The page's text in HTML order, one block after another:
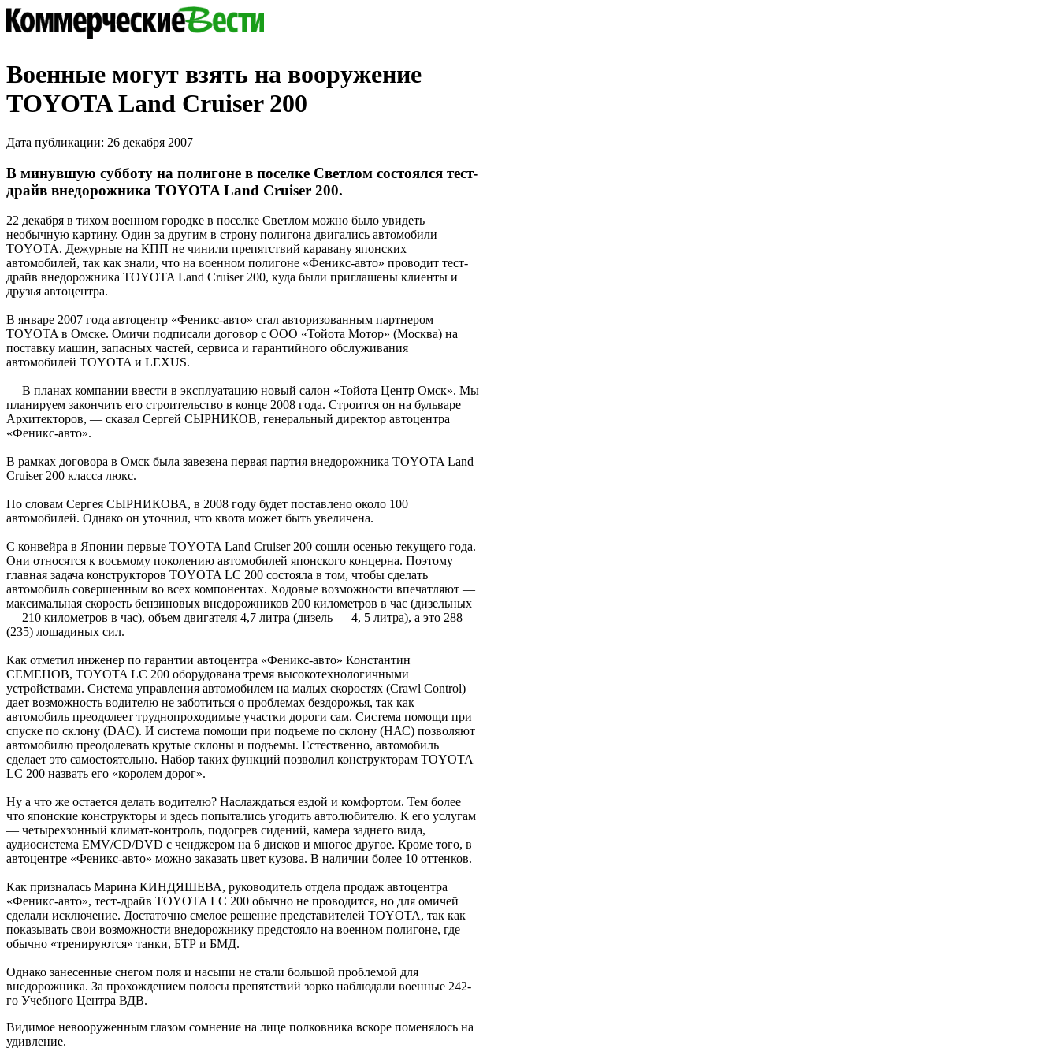
Военные могут взять на вооружение
ТOYOTA Land Cruiser 200
Дата публикации: 26 декабря 2007
В минувшую субботу на полигоне в поселке Светлом состоялся тест-
драйв внедорожника ТOYOTA Land Cruiser 200.
22 декабря в тихом военном городке в поселке Светлом можно было увидеть
необычную картину. Один за другим в строну полигона двигались автомобили
ТOYOTA. Дежурные на КПП не чинили препятствий каравану японских
автомобилей, так как знали, что на военном полигоне «Феникс-авто» проводит тест-
драйв внедорожника ТOYOTA Land Cruiser 200, куда были приглашены клиенты и
друзья автоцентра.
В январе 2007 года автоцентр «Феникс-авто» стал авторизованным партнером
ТOYOTA в Омске. Омичи подписали договор с ООО «Тойота Мотор» (Москва) на
поставку машин, запасных частей, сервиса и гарантийного обслуживания
автомобилей ТOYOTA и LEXUS.
— В планах компании ввести в эксплуатацию новый салон «Тойота Центр Омск». Мы
планируем закончить его строительство в конце 2008 года. Строится он на бульваре
Архитекторов, — сказал Сергей СЫРНИКОВ, генеральный директор автоцентра
«Феникс-авто».
В рамках договора в Омск была завезена первая партия внедорожника ТOYOTA Land
Cruiser 200 класса люкс.
По словам Сергея СЫРНИКОВА, в 2008 году будет поставлено около 100
автомобилей. Однако он уточнил, что квота может быть увеличена.
С конвейра в Японии первые ТOYOTA Land Cruiser 200 сошли осенью текущего года.
Они относятся к восьмому поколению автомобилей японского концерна. Поэтому
главная задача конструкторов ТOYOTA LC 200 состояла в том, чтобы сделать
автомобиль совершенным во всех компонентах. Ходовые возможности впечатляют —
максимальная скорость бензиновых внедорожников 200 километров в час (дизельных
— 210 километров в час), объем двигателя 4,7 литра (дизель — 4, 5 литра), а это 288
(235) лошадиных сил.
Как отметил инженер по гарантии автоцентра «Феникс-авто» Константин
СЕМЕНОВ, ТOYOTA LC 200 оборудована тремя высокотехнологичными
устройствами. Система управления автомобилем на малых скоростях (Сrawl Control)
дает возможность водителю не заботиться о проблемах бездорожья, так как
автомобиль преодолеет труднопроходимые участки дороги сам. Система помощи при
спуске по склону (DAC). И система помощи при подъеме по склону (НАС) позволяют
автомобилю преодолевать крутые склоны и подъемы. Естественно, автомобиль
сделает это самостоятельно. Набор таких функций позволил конструкторам ТOYOTA
LC 200 назвать его «королем дорог».
Ну а что же остается делать водителю? Наслаждаться ездой и комфортом. Тем более
что японские конструкторы и здесь попытались угодить автолюбителю. К его услугам
— четырехзонный климат-контроль, подогрев сидений, камера заднего вида,
аудиосистема EMV/CD/DVD c ченджером на 6 дисков и многое другое. Кроме того, в
автоцентре «Феникс-авто» можно заказать цвет кузова. В наличии более 10 оттенков.
Как призналась Марина КИНДЯШЕВА, руководитель отдела продаж автоцентра
«Феникс-авто», тест-драйв ТOYOTA LC 200 обычно не проводится, но для омичей
сделали исключение. Достаточно смелое решение представителей ТOYOTA, так как
показывать свои возможности внедорожнику предстояло на военном полигоне, где
обычно «тренируются» танки, БТР и БМД.
Однако занесенные снегом поля и насыпи не стали большой проблемой для
внедорожника. За прохождением полосы препятствий зорко наблюдали военные 242-
го Учебного Центра ВДВ.
Видимое невооруженным глазом сомнение на лице полковника вскоре поменялось на
удивление.